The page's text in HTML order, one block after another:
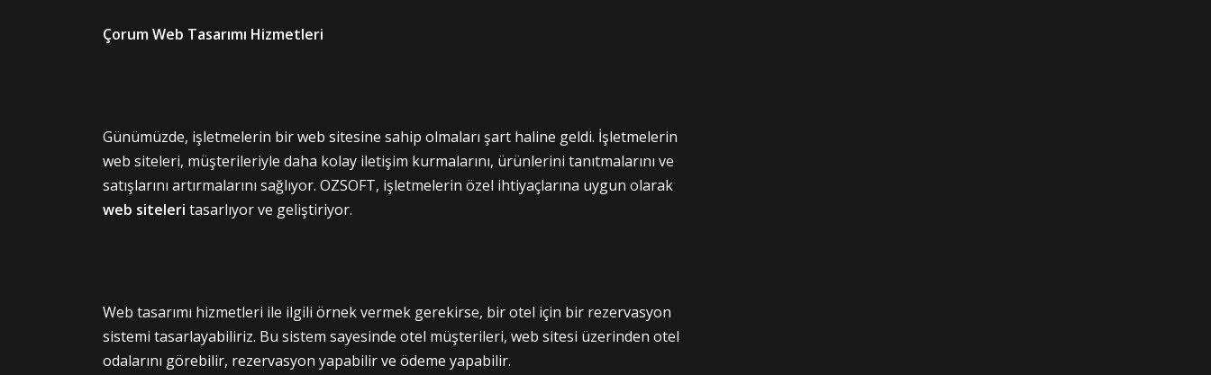
Çorum Web Tasarımı Hizmetleri
Günümüzde, işletmelerin bir web sitesine sahip olmaları şart haline geldi. İşletmelerin
web siteleri, müşterileriyle daha kolay iletişim kurmalarını, ürünlerini tanıtmalarını ve
satışlarını artırmalarını sağlıyor. OZSOFT, işletmelerin özel ihtiyaçlarına uygun olarak
web siteleri tasarlıyor ve geliştiriyor.
Web tasarımı hizmetleri ile ilgili örnek vermek gerekirse, bir otel için bir rezervasyon
sistemi tasarlayabiliriz. Bu sistem sayesinde otel müşterileri, web sitesi üzerinden otel
odalarını görebilir, rezervasyon yapabilir ve ödeme yapabilir.